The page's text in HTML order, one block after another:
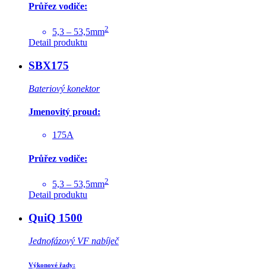
Průřez vodiče:
5,3 – 53,5mm2
Detail produktu
SBX175
Bateriový konektor
Jmenovitý proud:
175A
Průřez vodiče:
5,3 – 53,5mm2
Detail produktu
QuiQ 1500
Jednofázový VF nabíječ
Výkonové řady: